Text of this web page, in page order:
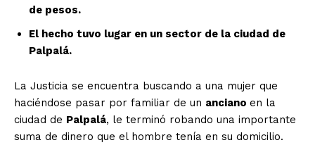
de pesos.
El hecho tuvo lugar en un sector de la ciudad de
Palpalá.
La Justicia se encuentra buscando a una mujer que
haciéndose pasar por familiar de un anciano en la
ciudad de Palpalá, le terminó robando una importante
suma de dinero que el hombre tenía en su domicilio.